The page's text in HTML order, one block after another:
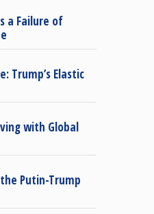
a Failure of
Trump’s Elastic
with Global
Putin-Trump